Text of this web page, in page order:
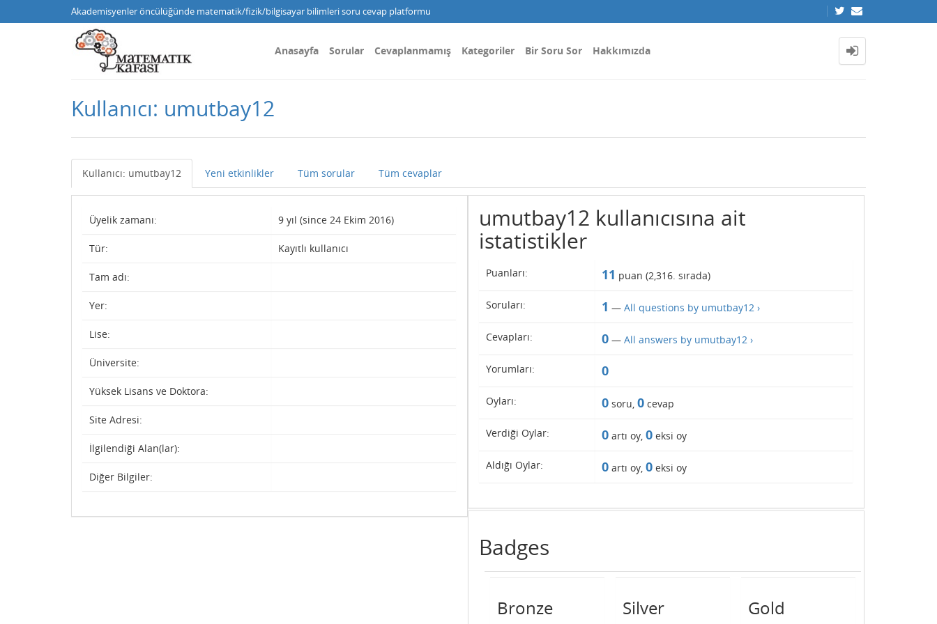
Akademisyenler öncülüğünde matematik/fizik/bilgisayar bilimleri soru cevap platformu
Anasayfa Sorular Cevaplanmamış Kategoriler Bir Soru Sor Hakkımızda
Kullanıcı: umutbay12
Kullanıcı: umutbay12 Yeni etkinlikler Tüm sorular Tüm cevaplar
Üyelik zamanı: 9 yıl (since 24 Ekim 2016)
Tür: Kayıtlı kullanıcı
Tam adı:
Yer:
Lise:
Üniversite:
Yüksek Lisans ve Doktora:
Site Adresi:
İlgilendiği Alan(lar):
Diğer Bilgiler:
umutbay12 kullanıcısına ait
istatistikler
Puanları: 11 puan (2,316. sırada)
Soruları: 1 — All questions by umutbay12 ›
Cevapları: 0— All answers by umutbay12 ›
Yorumları: 0
Oyları: 0soru, 0cevap
Verdiği Oylar: 0artı oy, 0eksi oy
Aldığı Oylar: 0artı oy, 0eksi oy
Badges
Bronze Silver Gold